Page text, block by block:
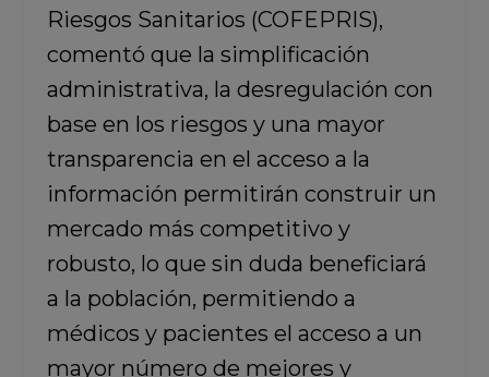
Riesgos Sanitarios (COFEPRIS),
comentó que la simplificación
administrativa, la desregulación con
base en los riesgos y una mayor
transparencia en el acceso a la
información permitirán construir un
mercado más competitivo y
robusto, lo que sin duda beneficiará
a la población, permitiendo a
médicos y pacientes el acceso a un
mayor número de mejores y